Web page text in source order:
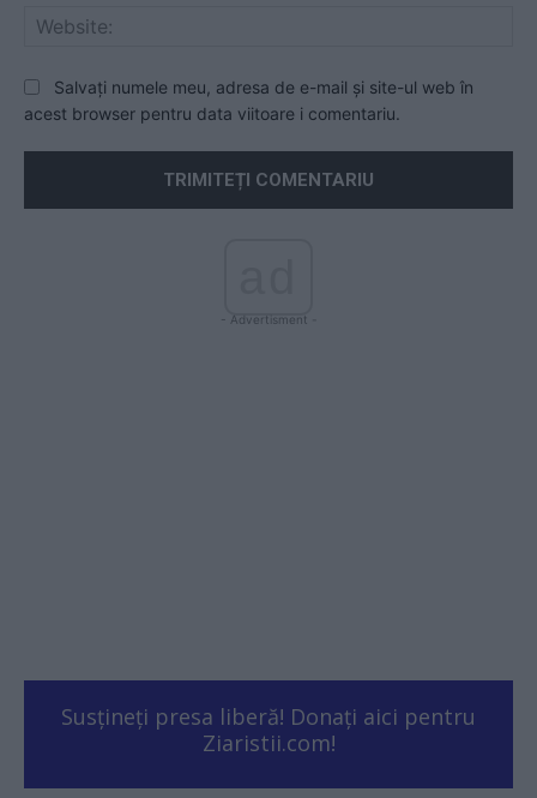
Salvați numele meu, adresa de e-mail și site-ul web în
acest browser pentru data viitoare i comentariu.
- Advertisment -
Susțineți presa liberă! Donați aici pentru
Ziaristii.com!